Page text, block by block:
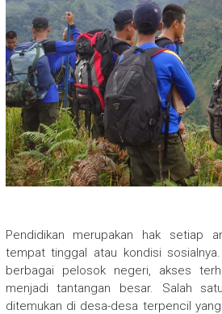
Pendidikan merupakan hak setiap
tempat tinggal atau kondisi sosialnya.
berbagai pelosok negeri, akses
menjadi tantangan besar. Salah
ditemukan di desa-desa terpencil